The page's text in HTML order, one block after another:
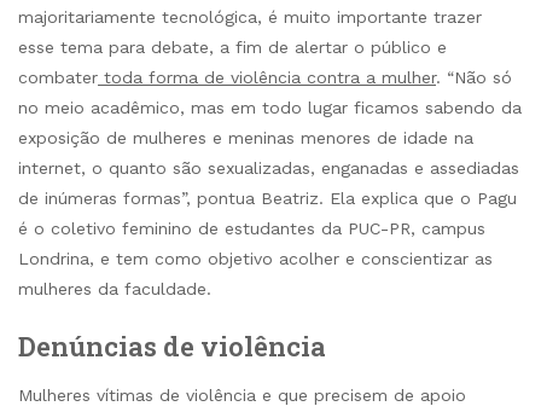
majoritariamente tecnológica, é muito importante trazer
esse tema para debate, a fim de alertar o público e
combater toda forma de violência contra a mulher. “Não só
no meio acadêmico, mas em todo lugar ficamos sabendo da
exposição de mulheres e meninas menores de idade na
internet, o quanto são sexualizadas, enganadas e assediadas
de inúmeras formas”, pontua Beatriz. Ela explica que o Pagu
é o coletivo feminino de estudantes da PUC-PR, campus
Londrina, e tem como objetivo acolher e conscientizar as
mulheres da faculdade.
Denúncias de violência
Mulheres vítimas de violência e que precisem de apoio